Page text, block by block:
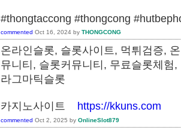
#thongtaccong #thongcong
commented Oct 16, 2024 by THONGCONG
온라인슬롯, 슬롯사이트, 먹튀검증,
뮤니티, 슬롯커뮤니티, 무료슬롯체험
라그마틱슬롯
카지노사이트 https://kkuns.com
commented Oct 2, 2025 by OnlineSlot879